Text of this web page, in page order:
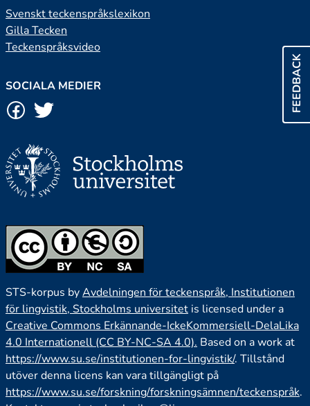
FEEDBACK
Svenskt teckenspråkslexikon
Gilla Tecken
Teckenspråksvideo
SOCIALA MEDIER
STS-korpus byAvdelningen för teckenspråk, Institutionen
för lingvistik, Stockholms universitet is licensed under a
Creative Commons Erkännande-IckeKommersiell-DelaLika
4.0 Internationell (CC BY-NC-SA 4.0). Based on a work at
https://www.su.se/institutionen-for-lingvistik/. Tillstånd
utöver denna licens kan vara tillgängligt på
https://www.su.se/forskning/forskningsämnen/teckenspråk.